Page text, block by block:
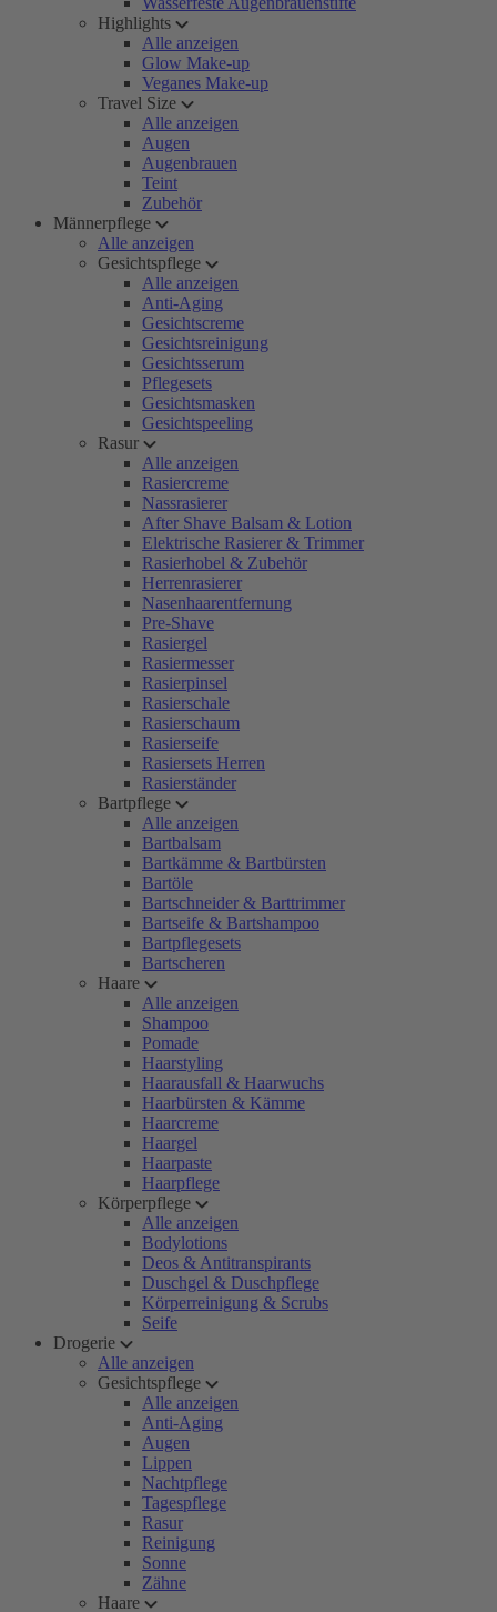
Highlights
Alle anzeigen
Glow Make-up
Veganes Make-up
Travel Size
Alle anzeigen
Augen
Augenbrauen
Teint
Zubehör
Männerpflege
Alle anzeigen
Gesichtspflege
Alle anzeigen
Anti-Aging
Gesichtscreme
Gesichtsreinigung
Gesichtsserum
Pflegesets
Gesichtsmasken
Gesichtspeeling
Rasur
Alle anzeigen
Rasiercreme
Nassrasierer
After Shave Balsam & Lotion
Elektrische Rasierer & Trimmer
Rasierhobel & Zubehör
Herrenrasierer
Nasenhaarentfernung
Pre-Shave
Rasiergel
Rasiermesser
Rasierpinsel
Rasierschale
Rasierschaum
Rasierseife
Rasiersets Herren
Rasierständer
Bartpflege
Alle anzeigen
Bartbalsam
Bartkämme & Bartbürsten
Bartöle
Bartschneider & Barttrimmer
Bartseife & Bartshampoo
Bartpflegesets
Bartscheren
Haare
Alle anzeigen
Shampoo
Pomade
Haarstyling
Haarausfall & Haarwuchs
Haarbürsten & Kämme
Haarcreme
Haargel
Haarpaste
Haarpflege
Körperpflege
Alle anzeigen
Bodylotions
Deos & Antitranspirants
Duschgel & Duschpflege
Körperreinigung & Scrubs
Seife
Drogerie
Alle anzeigen
Gesichtspflege
Alle anzeigen
Anti-Aging
Augen
Lippen
Nachtpflege
Tagespflege
Rasur
Reinigung
Sonne
Zähne
Haare